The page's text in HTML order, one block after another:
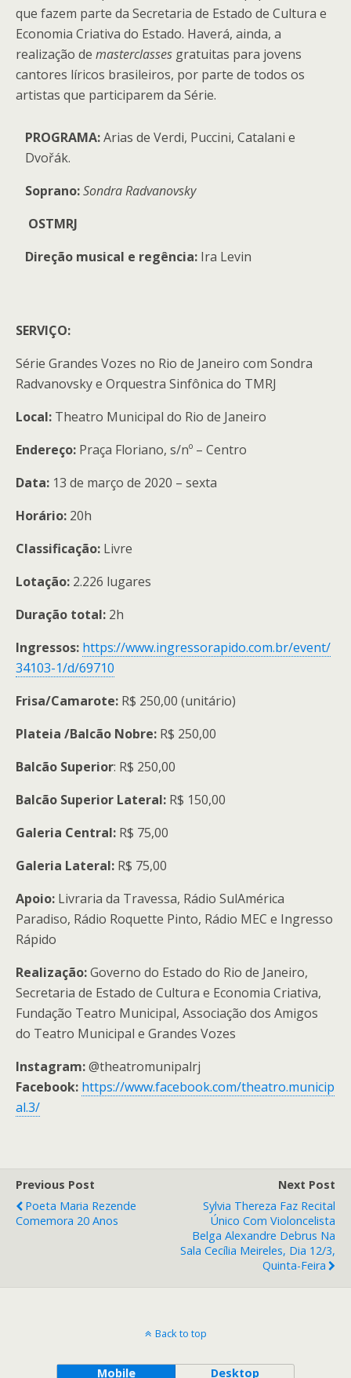
que fazem parte da Secretaria de Estado de Cultura e
Economia Criativa do Estado. Haverá, ainda, a
realização de masterclasses gratuitas para jovens
cantores líricos brasileiros, por parte de todos os
artistas que participarem da Série.
PROGRAMA:Arias de Verdi, Puccini, Catalani e
Dvořák.
Soprano:Sondra Radvanovsky
OSTMRJ
Direção musical e regência: Ira Levin
SERVIÇO:
Série Grandes Vozes no Rio de Janeiro com Sondra
Radvanovsky e Orquestra Sinfônica do TMRJ
Local: Theatro Municipal do Rio de Janeiro
Endereço: Praça Floriano, s/nº – Centro
Data: 13 de março de 2020 – sexta
Horário: 20h
Classificação: Livre
Lotação: 2.226 lugares
Duração total: 2h
Ingressos: https://www.ingressorapido.com.br/event/
34103-1/d/69710
Frisa/Camarote: R$ 250,00 (unitário)
Plateia /Balcão Nobre: R$ 250,00
Balcão Superior: R$ 250,00
Balcão Superior Lateral: R$ 150,00
Galeria Central: R$ 75,00
Galeria Lateral: R$ 75,00
Apoio: Livraria da Travessa, Rádio SulAmérica
Paradiso, Rádio Roquette Pinto, Rádio MEC e Ingresso
Rápido
Realização:Governo do Estado do Rio de Janeiro,
Secretaria de Estado de Cultura e Economia Criativa,
Fundação Teatro Municipal, Associação dos Amigos
do Teatro Municipal e Grandes Vozes
Instagram:@theatromunipalrj
Facebook: https://www.facebook.com/theatro.municip
al.3/
Previous Post
Poeta Maria Rezende
Comemora 20 Anos
Next Post
Sylvia Thereza Faz Recital
Único Com Violoncelista
Belga Alexandre Debrus Na
Sala Cecília Meireles, Dia 12/3,
Quinta-Feira
Back to top
Mobile Desktop